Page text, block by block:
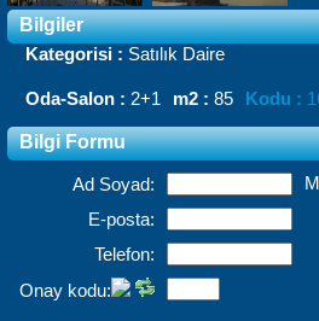
Bilgiler
Kategorisi : Satılık Daire
Oda-Salon : 2+1 m2 : 85 Kodu :
Bilgi Formu
Ad Soyad:
E-posta:
Telefon:
Onay kodu: